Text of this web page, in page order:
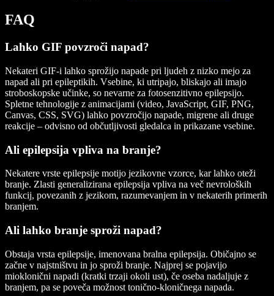
FAQ
Lahko GIF povzroči napad?
Nekateri GIF-i lahko sprožijo napade pri ljudeh z nizko mejo za
napad ali pri epileptikih. Vsebine, ki utripajo, bliskajo ali imajo
stroboskopske učinke, so nevarne za fotosenzitivno epilepsijo.
Spletne tehnologije z animacijami (video, JavaScript, GIF, PNG,
Canvas, CSS, SVG) lahko povzročijo napade, migrene ali druge
reakcije – odvisno od občutljivosti gledalca in prikazane vsebine.
Ali epilepsija vpliva na branje?
Nekatere vrste epilepsije motijo jezikovne vzorce, kar lahko oteži
branje. Zlasti generalizirana epilepsija vpliva na več nevroloških
funkcij, povezanih z jezikom, razumevanjem in v nekaterih primerih
branjem.
Ali lahko branje sproži napad?
Obstaja vrsta epilepsije, imenovana bralna epilepsija. Običajno se
začne v najstništvu in jo sproži branje. Najprej se pojavijo
mioklonični napadi (kratki trzaji okoli ust), če oseba nadaljuje z
branjem, pa se poveča možnost tonično-kloničnega napada.